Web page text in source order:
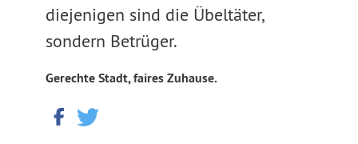
diejenigen sind die Übeltäter,
sondern Betrüger.
Gerechte Stadt, faires Zuhause.